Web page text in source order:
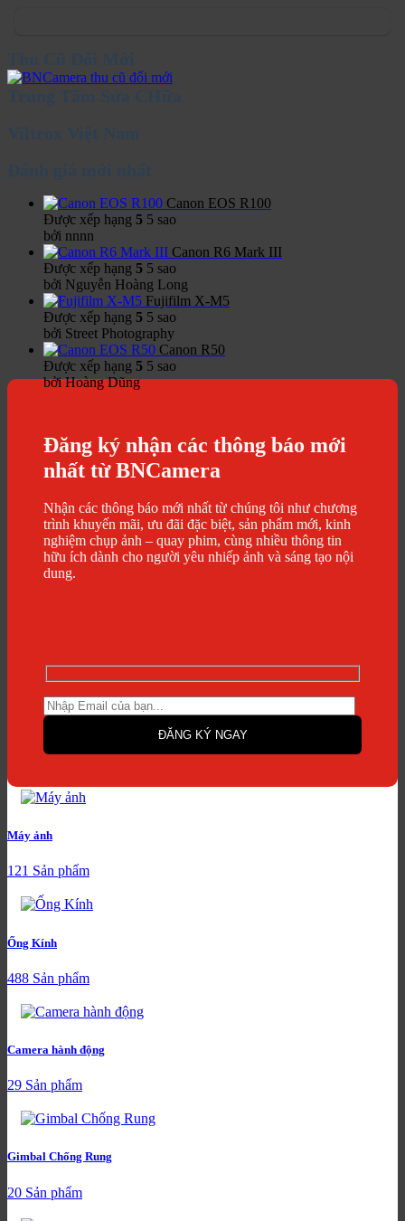
Canon EOS R100
Được xếp hạng 5 5 sao
bởi nnnn
Canon R6 Mark III
Được xếp hạng 5 5 sao
bởi Nguyễn Hoàng Long
Fujifilm X-M5
Được xếp hạng 5 5 sao
bởi Street Photography
Canon R50
Được xếp hạng 5 5 sao
bởi Hoàng Dũng
Đăng ký nhận các thông báo mới
nhất từ BNCamera
Nhận các thông báo mới nhất từ chúng tôi như chương
trình khuyến mãi, ưu đãi đặc biệt, sản phẩm mới, kinh
nghiệm chụp ảnh – quay phim, cùng nhiều thông tin
hữu ích dành cho người yêu nhiếp ảnh và sáng tạo nội
dung.
Máy ảnh
121 Sản phẩm
Ống Kính
488 Sản phẩm
Camera hành động
29 Sản phẩm
Gimbal Chống Rung
20 Sản phẩm